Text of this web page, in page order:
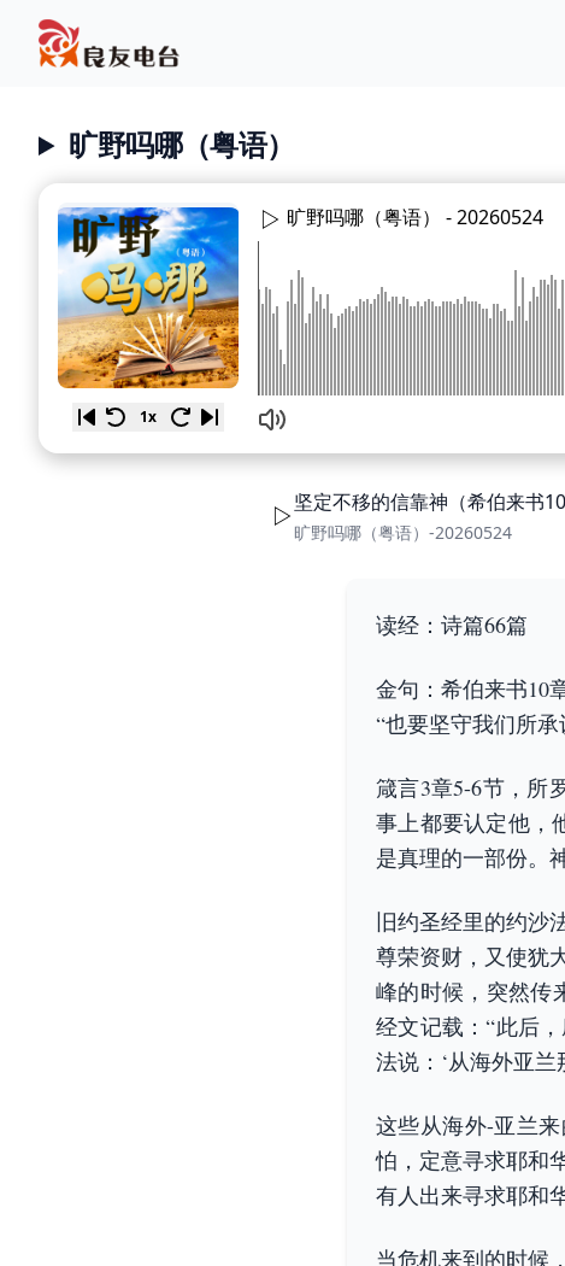
旷野吗哪（粤语）
1x
旷野吗哪（粤语） -20260524
坚定不移的信靠神（希伯来书
旷野吗哪（粤语）-20260524
读经：诗篇66篇
金句：希伯来书10
“也要坚守我们所
箴言3章5-6节，所
事上都要认定他，
是真理的一部份。
旧约圣经里的约沙
尊荣资财，又使犹
峰的时候，突然传
经文记载：“此后
法说：‘从海外亚
这些从海外-亚兰
怕，定意寻求耶和
有人出来寻求耶和
当危机来到的时候